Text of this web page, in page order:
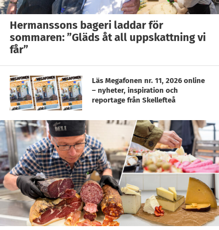
Hermanssons bageri laddar för
sommaren: ”Gläds åt all uppskattning vi
får”
Läs Megafonen nr. 11, 2026 online
– nyheter, inspiration och
reportage från Skellefteå